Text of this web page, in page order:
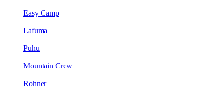
Easy Camp
Lafuma
Puhu
Mountain Crew
Rohner